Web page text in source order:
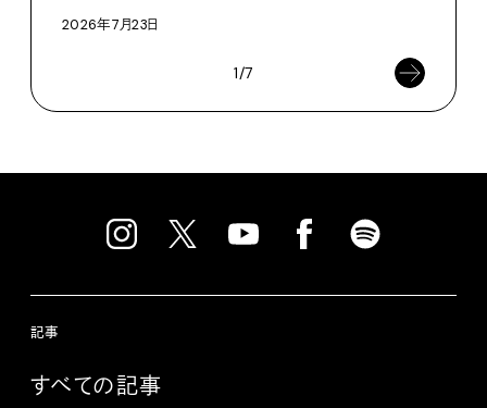
2026年7月23日
1/7
記事
すべての記事